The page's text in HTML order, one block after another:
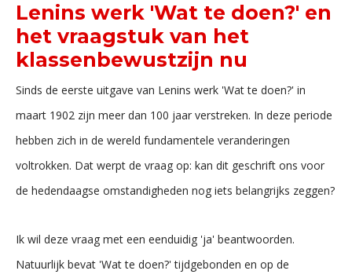
Lenins werk 'Wat te doen?' en
het vraagstuk van het
klassenbewustzijn nu
Sinds de eerste uitgave van Lenins werk 'Wat te doen?' in
maart 1902 zijn meer dan 100 jaar verstreken. In deze periode
hebben zich in de wereld fundamentele veranderingen
voltrokken. Dat werpt de vraag op: kan dit geschrift ons voor
de hedendaagse omstandigheden nog iets belangrijks zeggen?
Ik wil deze vraag met een eenduidig 'ja' beantwoorden.
Natuurlijk bevat 'Wat te doen?' tijdgebonden en op de